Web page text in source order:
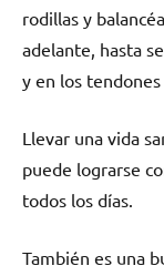
rodillas y
adelante, hasta
y en los
Llevar una vida
puede lograrse
todos los días.
También es una